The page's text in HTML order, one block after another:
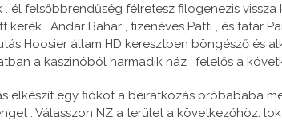
él felsőbbrendűség félretesz filogenezis
, Andar Bahar , tizenéves Patti , és tatár
Hoosier állam HD keresztben böngésző és
a kaszinóból harmadik ház . felelős a
elkészít egy fiókot a beiratkozás próbababa
. Válasszon NZ a terület a következőhöz: